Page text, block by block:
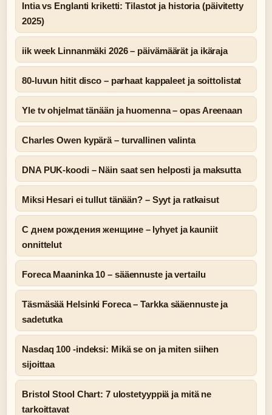
Intia vs Englanti kriketti: Tilastot ja historia (päivitetty
2025)
iik week Linnanmäki 2026 – päivämäärät ja ikäraja
80-luvun hitit disco – parhaat kappaleet ja soittolistat
Yle tv ohjelmat tänään ja huomenna – opas Areenaan
Charles Owen kypärä – turvallinen valinta
DNA PUK-koodi – Näin saat sen helposti ja maksutta
Miksi Hesari ei tullut tänään? – Syyt ja ratkaisut
С днем рождения женщине – lyhyet ja kauniit
onnittelut
Foreca Maaninka 10 – sääennuste ja vertailu
Täsmäsää Helsinki Foreca – Tarkka sääennuste ja
sadetutka
Nasdaq 100 -indeksi: Mikä se on ja miten siihen
sijoittaa
Bristol Stool Chart: 7 ulostetyyppiä ja mitä ne
tarkoittavat